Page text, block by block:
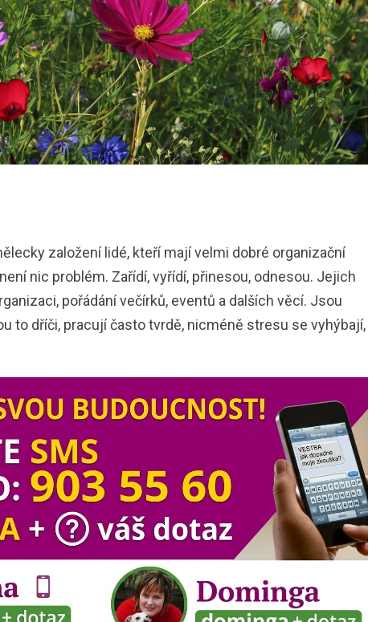
založení lidé, kteří mají velmi dobré organizační
nic problém. Zařídí, vyřídí, přinesou, odnesou. Jejich
pořádání večírků, eventů a dalších věcí. Jsou
to dříči, pracují často tvrdě, nicméně stresu se vyhýbají,